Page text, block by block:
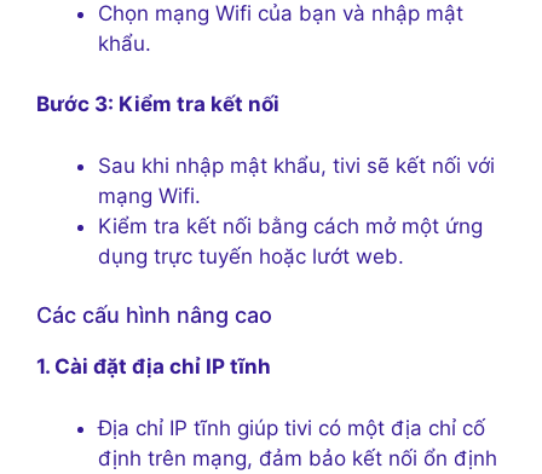
Chọn mạng Wifi của bạn và nhập mật
khẩu.
Bước 3: Kiểm tra kết nối
Sau khi nhập mật khẩu, tivi sẽ kết nối với
mạng Wifi.
Kiểm tra kết nối bằng cách mở một ứng
dụng trực tuyến hoặc lướt web.
Các cấu hình nâng cao
1. Cài đặt địa chỉ IP tĩnh
Địa chỉ IP tĩnh giúp tivi có một địa chỉ cố
định trên mạng, đảm bảo kết nối ổn định